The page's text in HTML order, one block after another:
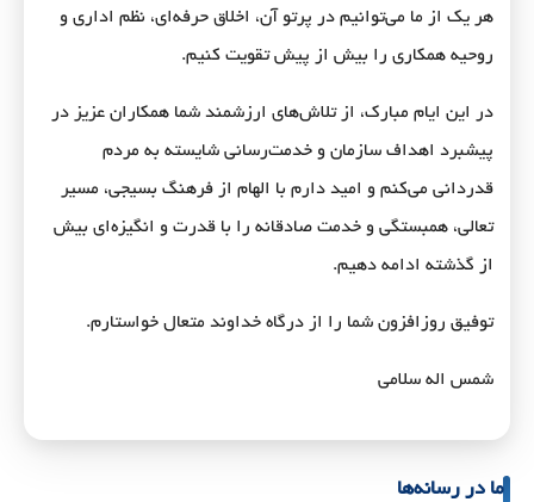
هر یک از ما می‌توانیم در پرتو آن، اخلاق حرفه‌ای، نظم اداری و
روحیه همکاری را بیش از پیش تقویت کنیم.
در این ایام مبارک، از تلاش‌های ارزشمند شما همکاران عزیز در
پیشبرد اهداف سازمان و خدمت‌رسانی شایسته به مردم
قدردانی می‌کنم و امید دارم با الهام از فرهنگ بسیجی، مسیر
تعالی، همبستگی و خدمت صادقانه را با قدرت و انگیزه‌ای بیش
از گذشته ادامه دهیم.
توفیق روزافزون شما را از درگاه خداوند متعال خواستارم.
شمس اله سلامی
ما در رسانه‌ها